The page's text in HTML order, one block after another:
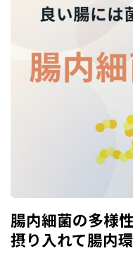
腸内細菌の多様
摂り入れて腸内